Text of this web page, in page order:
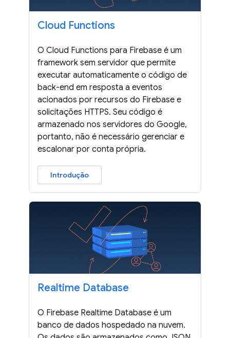
Cloud Functions
O Cloud Functions para Firebase é um
framework sem servidor que permite
executar automaticamente o código de
back-end em resposta a eventos
acionados por recursos do Firebase e
solicitações HTTPS. Seu código é
armazenado nos servidores do Google,
portanto, não é necessário gerenciar e
escalonar por conta própria.
Introdução
Realtime Database
O Firebase Realtime Database é um
banco de dados hospedado na nuvem.